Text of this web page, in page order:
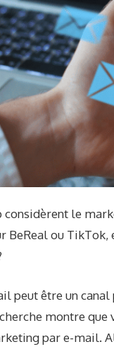
le
BeReal ou
peut être un
montre que
par e-mail.